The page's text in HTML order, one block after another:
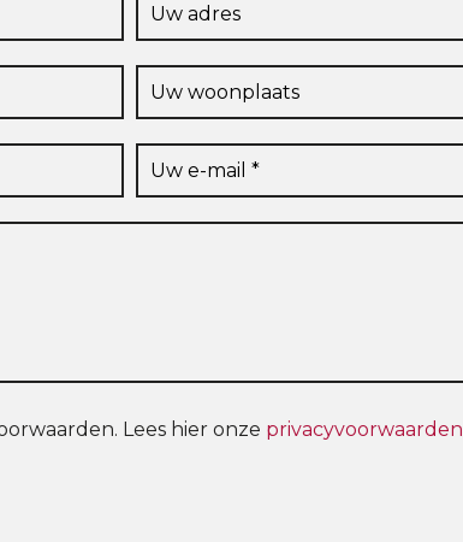
Lees hier onze privacyvoorwaarden